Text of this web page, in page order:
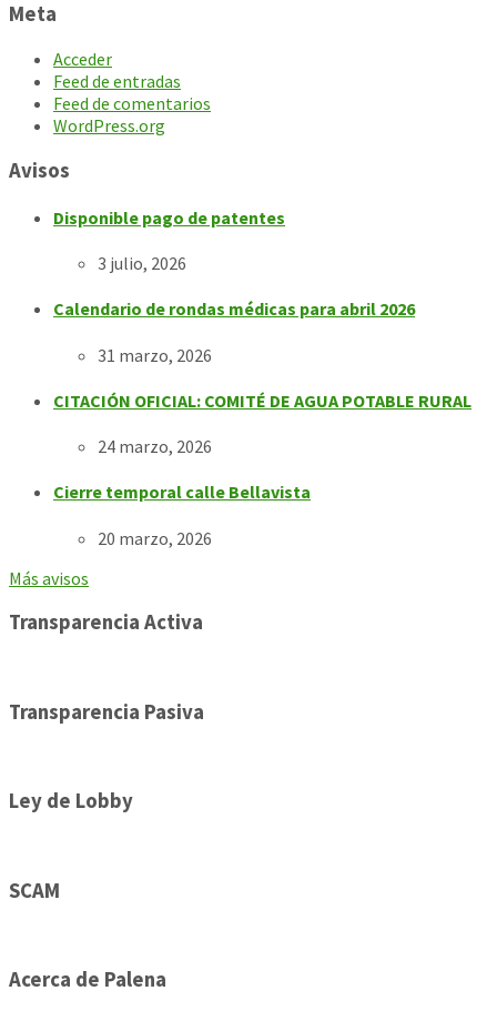
Meta
Acceder
Feed de entradas
Feed de comentarios
WordPress.org
Avisos
Disponible pago de patentes
3 julio, 2026
Calendario de rondas médicas para abril 2026
31 marzo, 2026
CITACIÓN OFICIAL: COMITÉ DE AGUA POTABLE RURAL
24 marzo, 2026
Cierre temporal calle Bellavista
20 marzo, 2026
Más avisos
Transparencia Activa
Transparencia Pasiva
Ley de Lobby
SCAM
Acerca de Palena